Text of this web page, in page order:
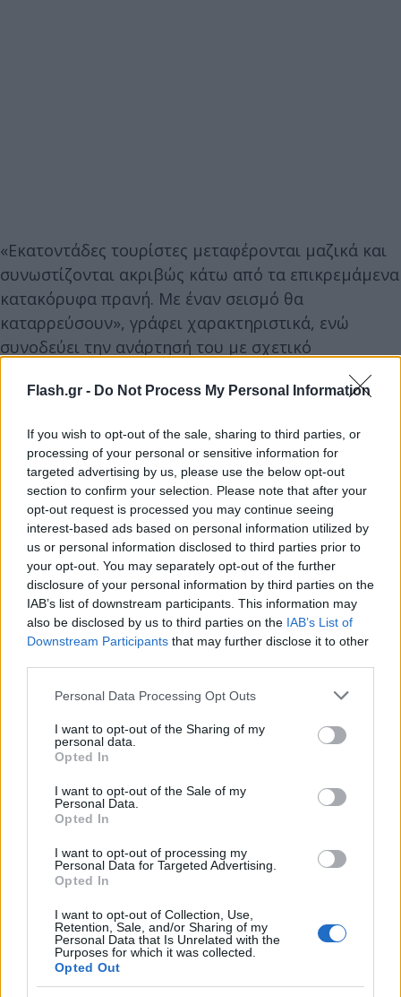
Flash.gr - Do Not Process My Personal Information
If you wish to opt-out of the sale, sharing to third parties, or
processing of your personal or sensitive information for
targeted advertising by us, please use the below opt-out
section to confirm your selection. Please note that after your
opt-out request is processed you may continue seeing
interest-based ads based on personal information utilized by
us or personal information disclosed to third parties prior to
your opt-out. You may separately opt-out of the further
disclosure of your personal information by third parties on the
IAB’s list of downstream participants. This information may
also be disclosed by us to third parties on the IAB’s List of
Downstream Participants that may further disclose it to other
Please note that this website/app uses one or more Google
not limited to your visit or usage behaviour. You may click to
grant or deny consent to Google and its third-party tags to
use your data for below specified purposes in below Google
consent section.
Personal Data Processing Opt Outs
I want to opt-out of the Sharing of my
personal data.
Opted In
I want to opt-out of the Sale of my
Personal Data.
Opted In
I want to opt-out of processing my
Personal Data for Targeted Advertising.
Opted In
I want to opt-out of Collection, Use,
Retention, Sale, and/or Sharing of my
Personal Data that Is Unrelated with the
Purposes for which it was collected.
Opted Out
«Εκατοντάδες τουρίστες μεταφέρονται μαζικά και
συνωστίζονται ακριβώς κάτω από τα επικρεμάμενα
κατακόρυφα πρανή. Με έναν σεισμό θα
καταρρεύσουν», γράφει χαρακτηριστικά, ενώ
συνοδεύει την ανάρτησή του με σχετικό
«Αλλά και χωρίς σεισμό, όπως έγινε προ 4ετίας
περίπου, όταν τμήμα του πρανούς -μικρό ευτυχώς-
κατέρρευσε, προκάλεσε τοπικό τσουνάμι και οι
επισκέπτες έτρεχαν πανικόβλητοι να σωθούν»
προσθέτει ο κ. Παπαδόπουλος, υπενθυμίζοντας το
περιστατικό που είχε συμβεί τον Σεπτέμβριο του
2018.